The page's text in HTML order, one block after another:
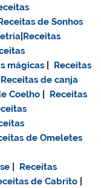
de Sonhos
Receitas
mágicas
Receitas
Receitas de canja
Coelho
Receitas
de Omeletes
Receitas
de Cabrito